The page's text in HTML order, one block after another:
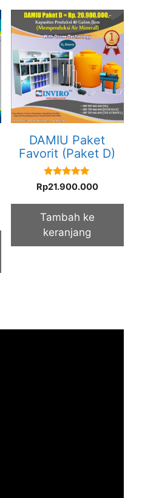
DAMIU Paket
Favorit (Paket D)
5.00
out of 5
Rp21.900.000
Tambah ke
keranjang